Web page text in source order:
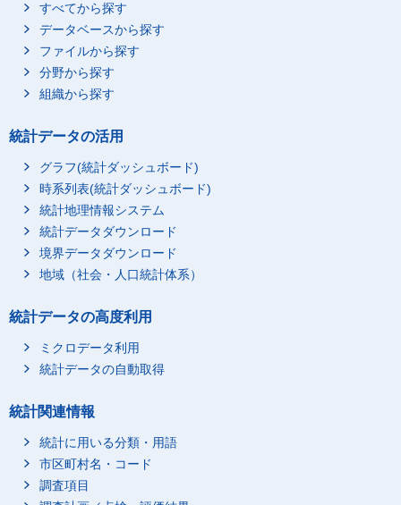
すべてから探す
データベースから探す
ファイルから探す
分野から探す
組織から探す
統計データの活用
グラフ(統計ダッシュボード)
時系列表(統計ダッシュボード)
統計地理情報システム
統計データダウンロード
境界データダウンロード
地域（社会・人口統計体系）
統計データの高度利用
ミクロデータ利用
統計データの自動取得
統計関連情報
統計に用いる分類・用語
市区町村名・コード
調査項目